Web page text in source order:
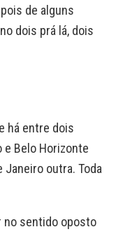
de alguns
dois prá lá, dois
há entre dois
e Belo Horizonte
Janeiro outra. Toda
no sentido oposto